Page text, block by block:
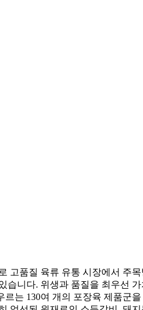
품질 육류 유통 시장에서 주
니다. 위생과 품질을 최우선
는 130여 개의 포장육 제품군